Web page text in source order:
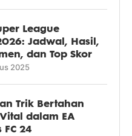
League
Jadwal, Hasil,
dan Top Skor
2025
Trik Bertahan
dalam EA
FC 24